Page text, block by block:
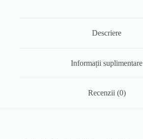
Descriere
Informații suplimentare
Recenzii (0)